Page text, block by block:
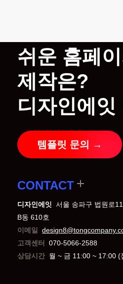
쉬운 홈페
제작은?
디자인에잇
템플릿 문의 →
CONTACT
디자인에잇 서울 송파구 법원로
B동 610호
이메일
고객센터
070-5066-2588
상담시간 월 ~ 금 11:00 ~ 17:00